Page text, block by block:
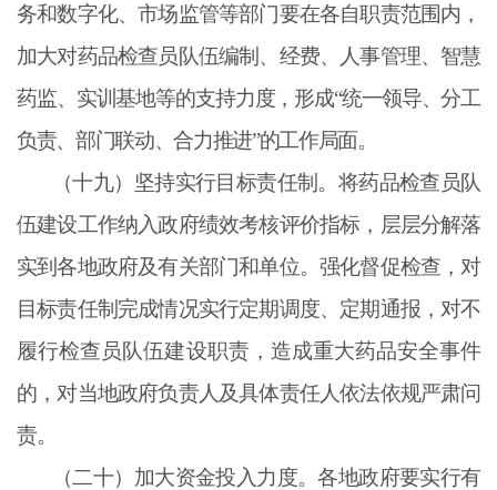
务和数字化、市场监管等部门要在各自职责范围内，
加大对药品检查员队伍编制、经费、人事管理、智慧
药监、实训基地等的支持力度，形成“统一领导、分工
负责、部门联动、合力推进”的工作局面。
（十九）坚持实行目标责任制。将药品检查员队
伍建设工作纳入政府绩效考核评价指标，层层分解落
实到各地政府及有关部门和单位。强化督促检查，对
目标责任制完成情况实行定期调度、定期通报，对不
履行检查员队伍建设职责，造成重大药品安全事件
的，对当地政府负责人及具体责任人依法依规严肃问
责。
（二十）加大资金投入力度。各地政府要实行有